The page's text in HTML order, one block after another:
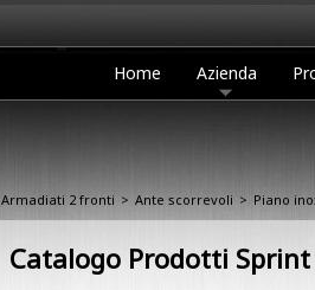
Home Azienda
Armadiati 2 fronti > Ante scorrevoli > Piano
Catalogo Prodotti Sprint